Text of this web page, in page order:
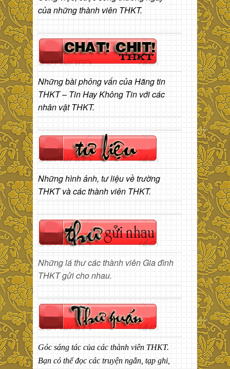
của những thành viên THKT.
Những bài phỏng vấn của Hãng tin
THKT – Tin Hay Không Tin với các
nhân vật THKT.
Những hình ảnh, tư liệu về trường
THKT và các thành viên THKT.
Những lá thư các thành viên Gia đình
THKT gửi cho nhau.
Góc sáng tác của các thành viên THKT.
Bạn có thể đọc các truyện ngắn, tạp ghi,